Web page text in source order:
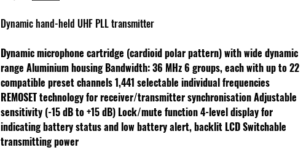
Dynamic hand-held UHF PLL transmitter
Dynamic microphone cartridge (cardioid polar pattern) with wide dynamic
range Aluminium housing Bandwidth: 36 MHz6 groups, each with up to 22
compatible preset channels1,441 selectable individual frequencies
REMOSET technology for receiver/transmitter synchronisationAdjustable
sensitivity (-15 dB to +15 dB) Lock/mute function4-level display for
indicating battery status and low battery alert, backlit LCDSwitchable
transmitting power